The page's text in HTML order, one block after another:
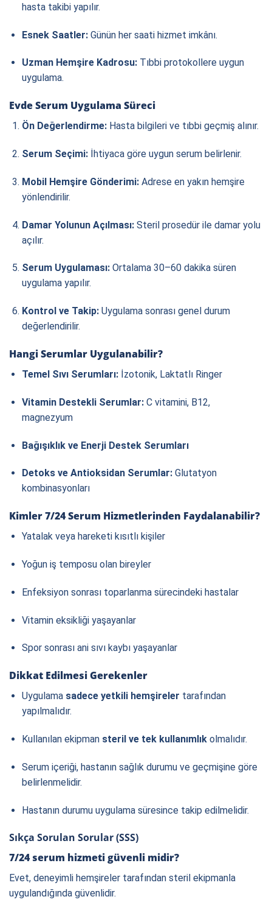
hasta takibi yapılır.
Esnek Saatler:Günün her saati hizmet imkânı.
Uzman Hemşire Kadrosu:Tıbbi protokollere uygun
uygulama.
Evde Serum Uygulama Süreci
Ön Değerlendirme:Hasta bilgileri ve tıbbi geçmiş alınır.
Serum Seçimi:İhtiyaca göre uygun serum belirlenir.
Mobil Hemşire Gönderimi:Adrese en yakın hemşire
yönlendirilir.
Damar Yolunun Açılması:Steril prosedür ile damar yolu
açılır.
Serum Uygulaması:Ortalama 30–60 dakika süren
uygulama yapılır.
Kontrol ve Takip:Uygulama sonrası genel durum
değerlendirilir.
Hangi Serumlar Uygulanabilir?
Temel Sıvı Serumları:İzotonik, Laktatlı Ringer
Vitamin Destekli Serumlar:C vitamini, B12,
magnezyum
Bağışıklık ve Enerji Destek Serumları
Detoks ve Antioksidan Serumlar:Glutatyon
kombinasyonları
Kimler 7/24 Serum Hizmetlerinden Faydalanabilir?
Yatalak veya hareketi kısıtlı kişiler
Yoğun iş temposu olan bireyler
Enfeksiyon sonrası toparlanma sürecindeki hastalar
Vitamin eksikliği yaşayanlar
Spor sonrası ani sıvı kaybı yaşayanlar
Dikkat Edilmesi Gerekenler
Uygulama sadece yetkili hemşireler tarafından
yapılmalıdır.
Kullanılan ekipman steril ve tek kullanımlıkolmalıdır.
Serum içeriği, hastanın sağlık durumu ve geçmişine göre
belirlenmelidir.
Hastanın durumu uygulama süresince takip edilmelidir.
Sıkça Sorulan Sorular (SSS)
7/24 serum hizmeti güvenli midir?
Evet, deneyimli hemşireler tarafından steril ekipmanla
uygulandığında güvenlidir.